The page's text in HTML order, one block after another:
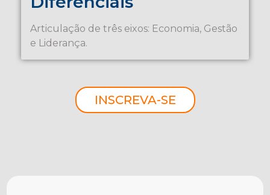
Articulação de três eixos: Economia, Gestão
e Liderança.
INSCREVA-SE